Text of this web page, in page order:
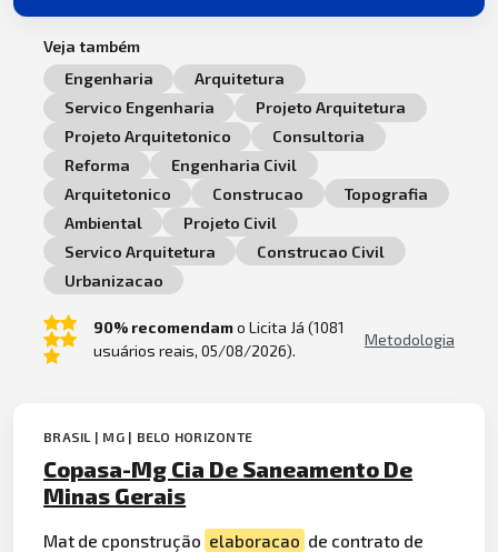
Veja também
Engenharia
Arquitetura
Servico Engenharia
Projeto Arquitetura
Projeto Arquitetonico
Consultoria
Reforma
Engenharia Civil
Arquitetonico
Construcao
Topografia
Ambiental
Projeto Civil
Servico Arquitetura
Construcao Civil
Urbanizacao
90% recomendamo Licita Já (1081
usuários reais, 05/08/2026).
Metodologia
BRASIL | MG | BELO HORIZONTE
Copasa-Mg Cia De Saneamento De
Minas Gerais
Mat de cponstrução elaboracao de contrato de